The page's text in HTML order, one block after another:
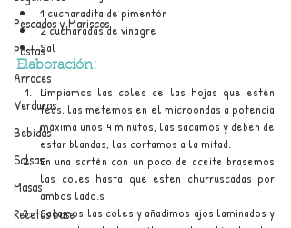
Pescados y Mariscos
Pastas
Arroces
Verduras
Bebidas
Salsas
Masas
Recetas base
1 cucharadita de pimentón
2 cucharadas de vinagre
Sal
Elaboración:
Limpiamos las coles de las hojas que estén
feas, las metemos en el microondas a potencia
máxima unos 4 minutos, las sacamos y deben de
estar blandas, las cortamos a la mitad.
En una sartén con un poco de aceite brasemos
las coles hasta que esten churruscadas por
ambos lado.s
Sacamos las coles y añadimos ajos laminados y